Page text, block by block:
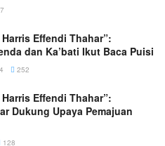
Effendi Thahar”:
dan Ka’bati Ikut Baca Puisi
252
Effendi Thahar”:
Dukung Upaya Pemajuan
128